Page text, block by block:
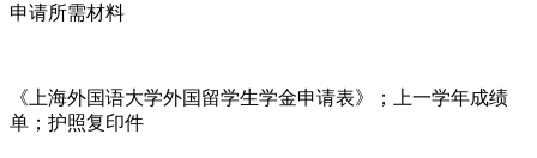
申请所需材料
《上海外国语大学外国留学生学金申请表》；上一学年成绩
单；护照复印件